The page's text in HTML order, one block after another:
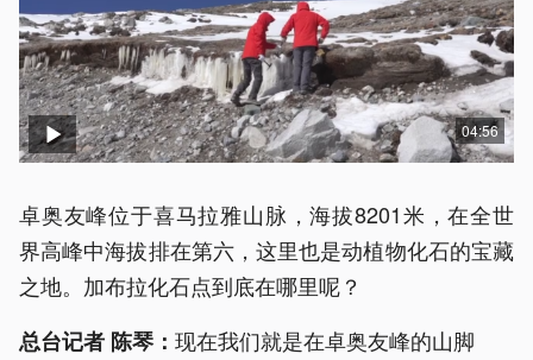
04:56
卓奥友峰位于喜马拉雅山脉，海拔8201米，在全世
界高峰中海拔排在第六，这里也是动植物化石的宝藏
之地。加布拉化石点到底在哪里呢？
总台记者 陈琴： 现在我们就是在卓奥友峰的山脚